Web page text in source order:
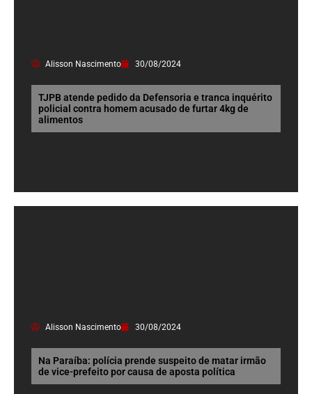
Alisson Nascimento 30/08/2024
TJPB atende pedido da Defensoria e tranca inquérito
policial contra homem acusado de furtar 4kg de
alimentos
Alisson Nascimento 30/08/2024
Na Paraíba: polícia prende suspeito de matar irmão
de vice-prefeito por causa de aposta política